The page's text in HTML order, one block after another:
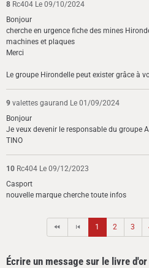
8 Rc404 Le 09/10/2024
Bonjour
cherche en urgence fiche des mines
machines et plaques
Merci
Le groupe Hirondelle peut exister grâce à
9 valettes gaurand Le 01/09/2024
Bonjour
Je veux devenir le responsable du groupe
TINO
10 Rc404 Le 09/12/2023
Casport
nouvelle marque cherche toute infos
1 2 3
Écrire un message sur le livre d'or